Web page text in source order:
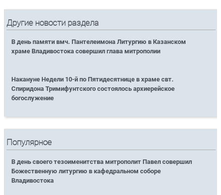
Другие новости раздела
В день памяти вмч. Пантелеимона Литургию в Казанском
храме Владивостока совершил глава митрополии
Накануне Недели 10-й по Пятидесятнице в храме свт.
Спиридона Тримифунтского состоялось архиерейское
богослужение
Популярное
В день своего тезоименитства митрополит Павел совершил
Божественную литургию в кафедральном соборе
Владивостока